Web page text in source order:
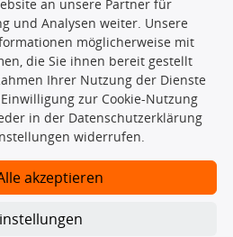
die gesamte Datenbank dürfen
die gesamte Datenbank ohne
zu vervielfältigen, zu verbreiten
Dritte ausführen zu lassen. Ein
Onlineshop identifizierte Ersatzteil
Informationen notwendig, um
an unsere Partner für
und Analysen weiter. Unsere
möglicherweise mit
die Sie ihnen bereit gestellt
Ihrer Nutzung der Dienste
zur Cookie-Nutzung
in der Datenschutzerklärung
widerrufen.
akzeptieren